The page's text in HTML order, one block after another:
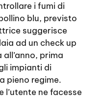
i fumi di
blu, previsto
suggerisce
ad un check up
prima
impianti di
pieno regime.
l’utente ne facesse